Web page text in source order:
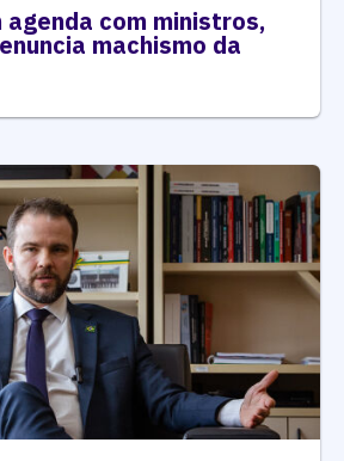
agenda com ministros,
machismo da